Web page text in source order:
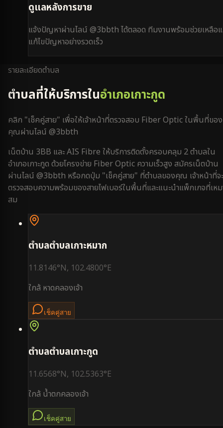
ดูแลหลังการขาย
แจ้งปัญหาผ่านไลน์ @3bbth ได้ตลอด ทีมงานพร้อมช่วยเหลือแ
แก้ไขปัญหาอย่างรวดเร็ว
รายละเอียดตำบล
ตำบลที่ให้บริการในอำเภอเกาะกูด
คลิก "เช็คคู่สาย" เพื่อให้เจ้าหน้าที่ตรวจสอบ Fiber Optic ในพื้นที่ของ
คุณผ่านไลน์ @3bbth
เน็ตบ้าน 3BB และ AIS Fibre ให้บริการติดตั้งครอบคลุม 2ตำบลใน
อำเภอเกาะกูด ด้วยโครงข่าย Fiber Optic ความเร็วสูง สมัครเน็ตบ้าน
ผ่านไลน์ @3bbth หรือกดปุ่ม "เช็คคู่สาย" ที่ตำบลของคุณ เจ้าหน้าที่จะ
ตรวจสอบความพร้อมของสายไฟเบอร์ในพื้นที่และแนะนำแพ็กเกจที่เหม
สม
ตำบลตำบลเกาะหมาก
11.8146°N, 102.4800°E
ใกล้ หาดคลองเจ้า
เช็คคู่สาย
ตำบลตำบลเกาะกูด
11.6568°N, 102.5363°E
ใกล้ น้ำตกคลองเจ้า
เช็คคู่สาย